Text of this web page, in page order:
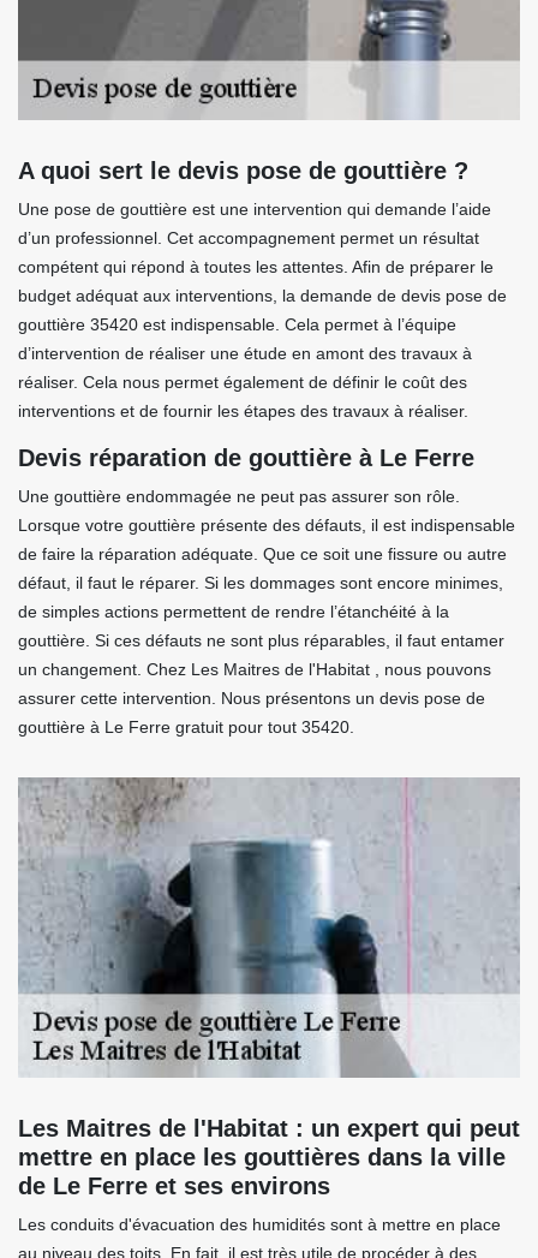
A quoi sert le devis pose de gouttière ?
Une pose de gouttière est une intervention qui demande l’aide
d’un professionnel. Cet accompagnement permet un résultat
compétent qui répond à toutes les attentes. Afin de préparer le
budget adéquat aux interventions, la demande de devis pose de
gouttière 35420 est indispensable. Cela permet à l’équipe
d’intervention de réaliser une étude en amont des travaux à
réaliser. Cela nous permet également de définir le coût des
interventions et de fournir les étapes des travaux à réaliser.
Devis réparation de gouttière à Le Ferre
Une gouttière endommagée ne peut pas assurer son rôle.
Lorsque votre gouttière présente des défauts, il est indispensable
de faire la réparation adéquate. Que ce soit une fissure ou autre
défaut, il faut le réparer. Si les dommages sont encore minimes,
de simples actions permettent de rendre l’étanchéité à la
gouttière. Si ces défauts ne sont plus réparables, il faut entamer
un changement. Chez Les Maitres de l'Habitat , nous pouvons
assurer cette intervention. Nous présentons un devis pose de
gouttière à Le Ferre gratuit pour tout 35420.
Les Maitres de l'Habitat : un expert qui peut
mettre en place les gouttières dans la ville
de Le Ferre et ses environs
Les conduits d'évacuation des humidités sont à mettre en place
au niveau des toits. En fait, il est très utile de procéder à des